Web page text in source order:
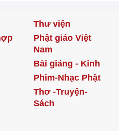
Thư viện
Phật giáo Việt
Nam
Bài giảng - Kinh
Phim-Nhạc Phật
Thơ -Truyện-
Sách